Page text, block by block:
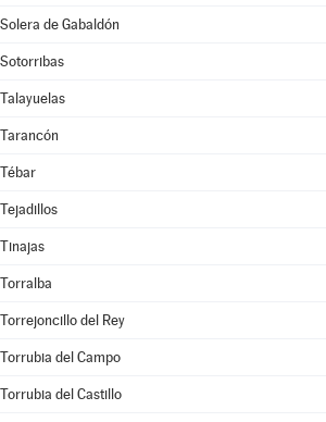
Solera de Gabaldón
Sotorribas
Talayuelas
Tarancón
Tébar
Tejadillos
Tinajas
Torralba
Torrejoncillo del Rey
Torrubia del Campo
Torrubia del Castillo